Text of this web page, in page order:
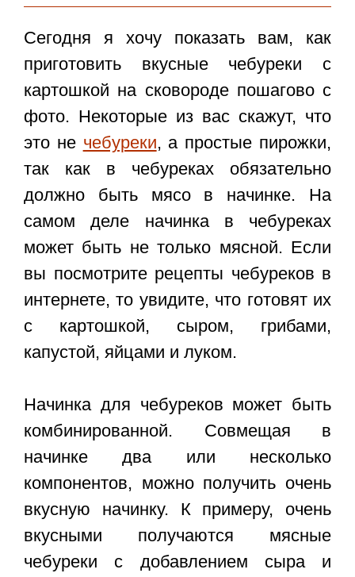
Сегодня я хочу показать вам, как
приготовить вкусные чебуреки с
картошкой на сковороде пошагово с
фото. Некоторые из вас скажут, что
это не чебуреки, а простые пирожки,
так как в чебуреках обязательно
должно быть мясо в начинке. На
самом деле начинка в чебуреках
может быть не только мясной. Если
вы посмотрите рецепты чебуреков в
интернете, то увидите, что готовят их
с картошкой, сыром, грибами,
капустой, яйцами и луком.
Начинка для чебуреков может быть
комбинированной. Совмещая в
начинке два или несколько
компонентов, можно получить очень
вкусную начинку. К примеру, очень
вкусными получаются мясные
чебуреки с добавлением сыра и